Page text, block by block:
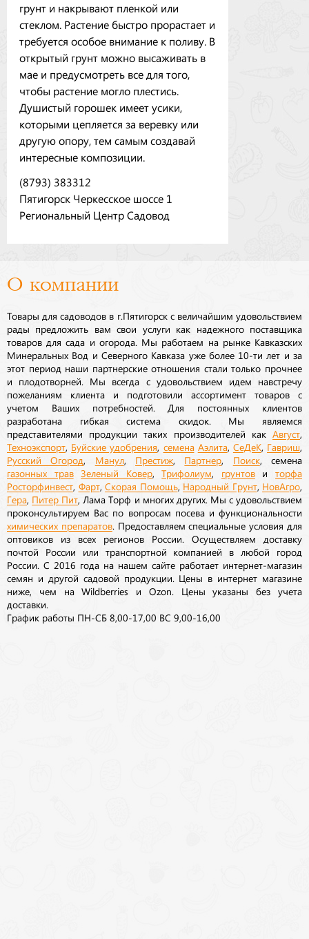
грунт и накрывают пленкой или
стеклом. Растение быстро прорастает и
требуется особое внимание к поливу. В
открытый грунт можно высаживать в
мае и предусмотреть все для того,
чтобы растение могло плестись.
Душистый горошек имеет усики,
которыми цепляется за веревку или
другую опору, тем самым создавай
интересные композиции.
(8793) 383312
Пятигорск Черкесское шоссе 1
Региональный Центр Садовод
О компании
Товары для садоводов в г.Пятигорск с величайшим удовольствием
рады предложить вам свои услуги как надежного поставщика
товаров для сада и огорода. Мы работаем на рынке Кавказских
Минеральных Вод и Северного Кавказа уже более 10-ти лет и за
этот период наши партнерские отношения стали только прочнее
и плодотворней. Мы всегда с удовольствием идем навстречу
пожеланиям клиента и подготовили ассортимент товаров с
учетом Ваших потребностей. Для постоянных клиентов
разработана гибкая система скидок. Мы являемся
представителями продукции таких производителей как Август
Техноэкспорт Буйские удобрения семена Аэлита, СеДеК Гавриш
Русский Огород Манул, Престиж Партнер Поиск, семена
газонных трав Зеленый Ковер,Трифолиум грунтовиторфа
Росторфинвест Фарт, Скорая Помощь Народный Грунт, НовАгро
Гера Питер Пит , Лама Торф и многих других. Мы с удовольствием
проконсультируем Вас по вопросам посева и функциональности
химических препаратов. Предоставляем специальные условия для
оптовиков из всех регионов России. Осуществляем доставку
почтой России или транспортной компанией в любой город
России. С 2016 года на нашем сайте работает интернет-магазин
семян и другой садовой продукции. Цены в интернет магазине
ниже, чем на Wildberries и Ozon. Цены указаны без учета
доставки.
График работы ПН-СБ 8,00-17,00 ВС 9,00-16,00